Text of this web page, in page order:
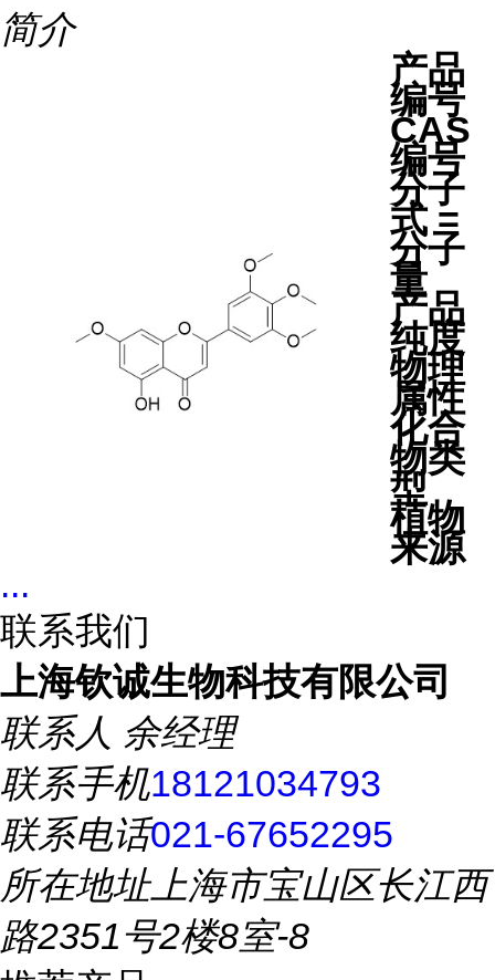
简介
产品
编号
CAS
编号
分子
式 =
分子
量
产品
纯度
物理
属性
化合
物类
型
植物
来源
...
联系我们
上海钦诚生物科技有限公司
联系人 余经理
联系手机18121034793
联系电话021-67652295
所在地址上海市宝山区长江西
路2351号2楼8室-8